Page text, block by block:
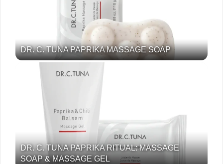
DR. C. TUNA PAPRIKA MASSAGE SOAP
DR. C. TUNA PAPRIKA RITUAL: MASSAGE
SOAP & MASSAGE GEL